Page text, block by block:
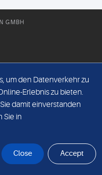
GMBH
um den Datenverkehr zu
Erlebnis zu bieten.
damit einverstanden
Sie in
Close Accept